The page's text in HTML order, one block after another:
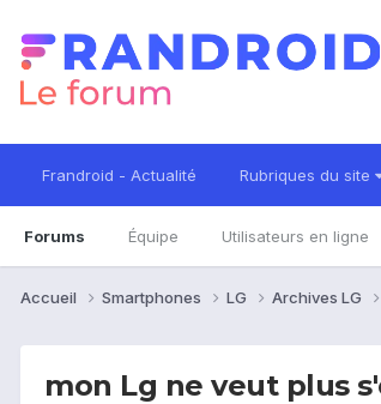
Frandroid - Actualité Rubriques du site
Forums Équipe Utilisateurs en ligne
Accueil Smartphones LG Archives LG
mon Lg ne veut plus